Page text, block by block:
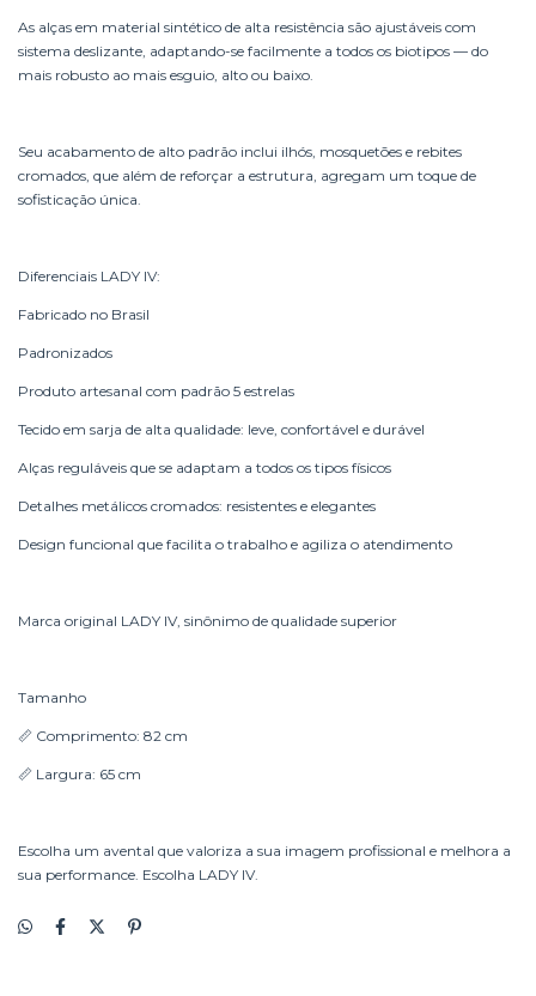
As alças em material sintético de alta resistência são ajustáveis com
sistema deslizante, adaptando-se facilmente a todos os biotipos — do
mais robusto ao mais esguio, alto ou baixo.
Seu acabamento de alto padrão inclui ilhós, mosquetões e rebites
cromados, que além de reforçar a estrutura, agregam um toque de
sofisticação única.
Diferenciais LADY IV:
Fabricado no Brasil
Padronizados
Produto artesanal com padrão 5 estrelas
Tecido em sarja de alta qualidade: leve, confortável e durável
Alças reguláveis que se adaptam a todos os tipos físicos
Detalhes metálicos cromados: resistentes e elegantes
Design funcional que facilita o trabalho e agiliza o atendimento
Marca original LADY IV, sinônimo de qualidade superior
Tamanho
📏 Comprimento: 82 cm
📏 Largura: 65 cm
Escolha um avental que valoriza a sua imagem profissional e melhora a
sua performance. Escolha LADY IV.